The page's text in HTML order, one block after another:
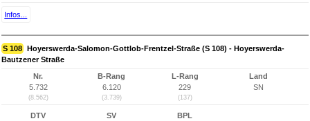
Infos...
S 108 Hoyerswerda-Salomon-Gottlob-Frentzel-Straße (S 108) - Hoyerswerda-
Bautzener Straße
Nr.
5.732
(8.562)
B-Rang
6.120
(3.739)
L-Rang
229
(137)
Land
SN
DTV
SV
BPL